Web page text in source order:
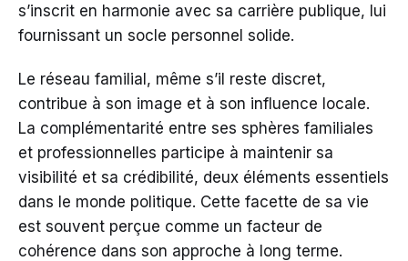
s’inscrit en harmonie avec sa carrière publique, lui
fournissant un socle personnel solide.
Le réseau familial, même s’il reste discret,
contribue à son image et à son influence locale.
La complémentarité entre ses sphères familiales
et professionnelles participe à maintenir sa
visibilité et sa crédibilité, deux éléments essentiels
dans le monde politique. Cette facette de sa vie
est souvent perçue comme un facteur de
cohérence dans son approche à long terme.